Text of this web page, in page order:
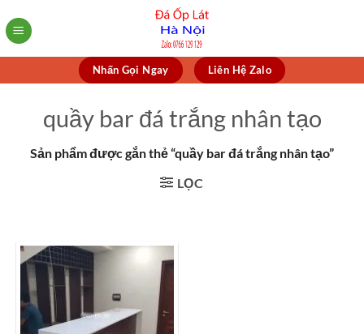
to
Nhấn Gọi Ngay Liên Hệ Zalo
quầy bar đá trắng nhân tạo
Sản phẩm được gắn thẻ “quầy bar đá trắng nhân tạo”
LỌC